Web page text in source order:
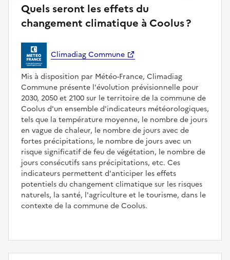
Quels seront les effets du
changement climatique à Coolus ?
Climadiag Commune
Mis à disposition par Météo-France, Climadiag
Commune présente l'évolution prévisionnelle pour
2030, 2050 et 2100 sur le territoire de la commune de
Coolus d'un ensemble d'indicateurs météorologiques,
tels que la température moyenne, le nombre de jours
en vague de chaleur, le nombre de jours avec de
fortes précipitations, le nombre de jours avec un
risque significatif de feu de végétation, le nombre de
jours consécutifs sans précipitations, etc. Ces
indicateurs permettent d'anticiper les effets
potentiels du changement climatique sur les risques
naturels, la santé, l'agriculture et le tourisme, dans le
contexte de la commune de Coolus.